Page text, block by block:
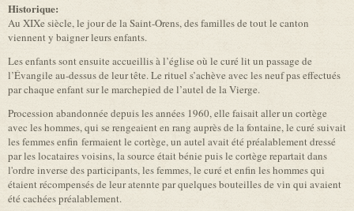
Historique:
Au XIXe siècle, le jour de la Saint-Orens, des familles de tout le canton
viennent y baigner leurs enfants.
Les enfants sont ensuite accueillis à l’église où le curé lit un passage de
l’Évangile au-dessus de leur tête. Le rituel s’achève avec les neuf pas effectués
par chaque enfant sur le marchepied de l’autel de la Vierge.
Procession abandonnée depuis les années 1960, elle faisait aller un cortège
avec les hommes, qui se rengeaient en rang auprès de la fontaine, le curé suivait
les femmes enfin fermaient le cortège, un autel avait été préalablement dressé
par les locataires voisins, la source était bénie puis le cortège repartait dans
l'ordre inverse des participants, les femmes, le curé et enfin les hommes qui
étaient récompensés de leur atennte par quelques bouteilles de vin qui avaient
été cachées préalablement.